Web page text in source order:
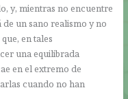
y, mientras no encuentre
de un sano realismo y no
en tales
una equilibrada
en el extremo de
cuando no han